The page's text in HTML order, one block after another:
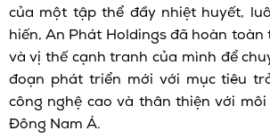
của một tập thể đầy nhiệt huyết,
hiến, An Phát Holdings đã hoàn toàn
và vị thế cạnh tranh của mình để
đoạn phát triển mới với mục tiêu
công nghệ cao và thân thiện với
Đông Nam Á.